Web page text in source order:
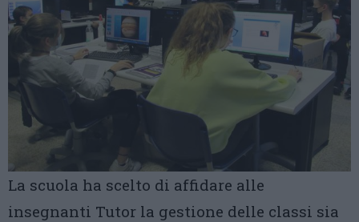
La scuola ha scelto di affidare alle
insegnanti Tutor la gestione delle classi sia